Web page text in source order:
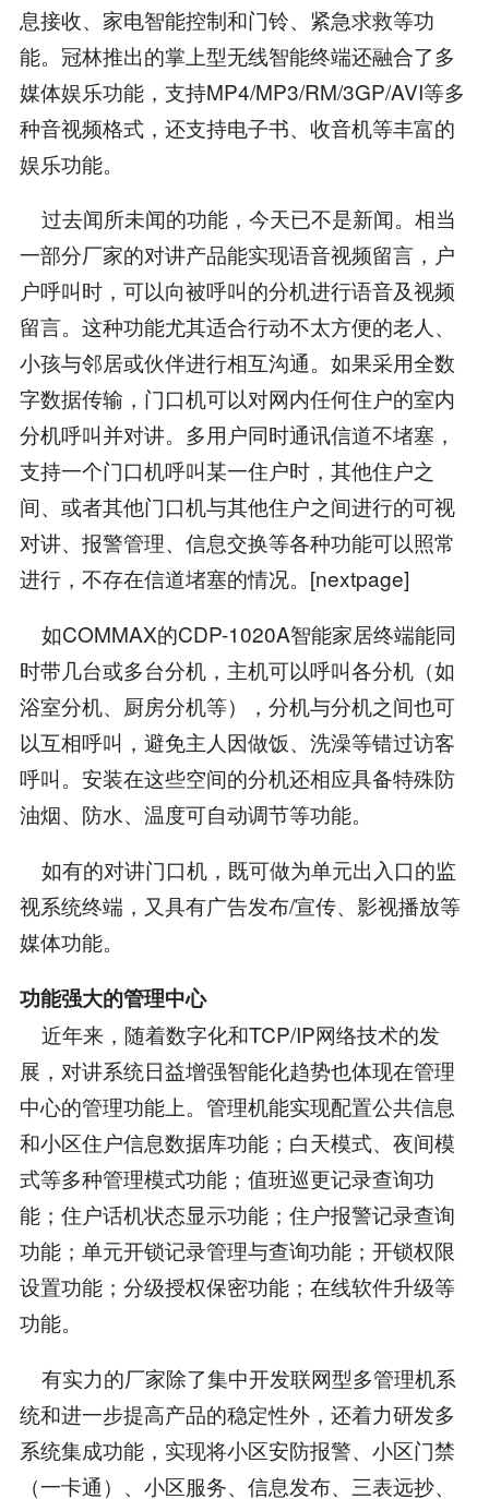
息接收、家电智能控制和门铃、紧急求救等功
能。冠林推出的掌上型无线智能终端还融合了多
媒体娱乐功能，支持MP4/MP3/RM/3GP/AVI等多
种音视频格式，还支持电子书、收音机等丰富的
娱乐功能。
过去闻所未闻的功能，今天已不是新闻。相当
一部分厂家的对讲产品能实现语音视频留言，户
户呼叫时，可以向被呼叫的分机进行语音及视频
留言。这种功能尤其适合行动不太方便的老人、
小孩与邻居或伙伴进行相互沟通。如果采用全数
字数据传输，门口机可以对网内任何住户的室内
分机呼叫并对讲。多用户同时通讯信道不堵塞，
支持一个门口机呼叫某一住户时，其他住户之
间、或者其他门口机与其他住户之间进行的可视
对讲、报警管理、信息交换等各种功能可以照常
进行，不存在信道堵塞的情况。[nextpage]
如COMMAX的CDP-1020A智能家居终端能同
时带几台或多台分机，主机可以呼叫各分机（如
浴室分机、厨房分机等），分机与分机之间也可
以互相呼叫，避免主人因做饭、洗澡等错过访客
呼叫。安装在这些空间的分机还相应具备特殊防
油烟、防水、温度可自动调节等功能。
如有的对讲门口机，既可做为单元出入口的监
视系统终端，又具有广告发布/宣传、影视播放等
媒体功能。
功能强大的管理中心
近年来，随着数字化和TCP/IP网络技术的发
展，对讲系统日益增强智能化趋势也体现在管理
中心的管理功能上。管理机能实现配置公共信息
和小区住户信息数据库功能；白天模式、夜间模
式等多种管理模式功能；值班巡更记录查询功
能；住户话机状态显示功能；住户报警记录查询
功能；单元开锁记录管理与查询功能；开锁权限
设置功能；分级授权保密功能；在线软件升级等
功能。
有实力的厂家除了集中开发联网型多管理机系
统和进一步提高产品的稳定性外，还着力研发多
系统集成功能，实现将小区安防报警、小区门禁
（一卡通）、小区服务、信息发布、三表远抄、